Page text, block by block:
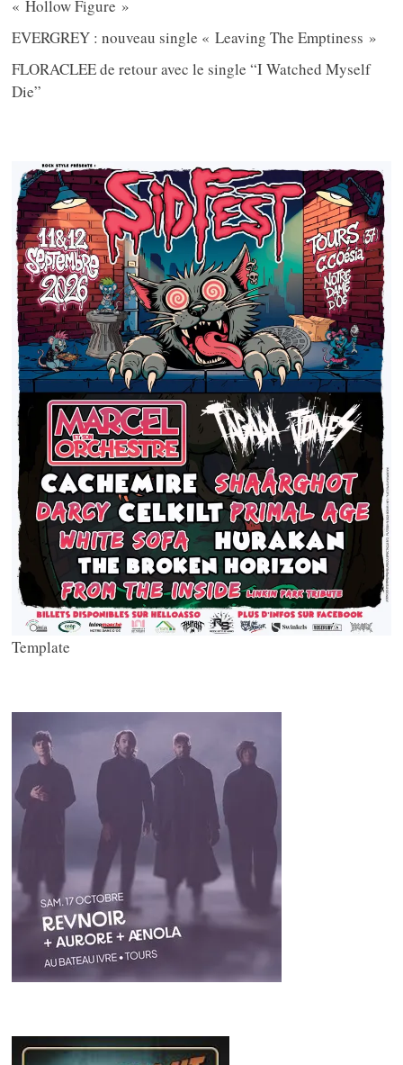
« Hollow Figure »
EVERGREY : nouveau single « Leaving The Emptiness »
FLORACLEE de retour avec le single “I Watched Myself
Die”
Template